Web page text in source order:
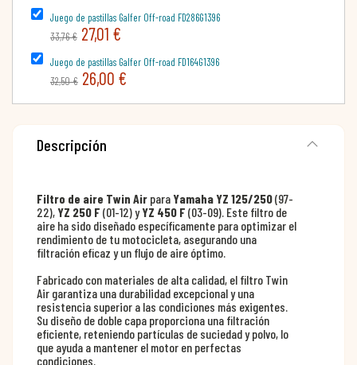
Juego de pastillas Galfer Off-road FD286G1396
33,76 € 27,01 €
Juego de pastillas Galfer Off-road FD164G1396
32,50 € 26,00 €
Descripción
Filtro de aire Twin Air paraYamaha YZ 125/250(97-
22),YZ 250 F (01-12) yYZ 450 F (03-09). Este filtro de
aire ha sido diseñado específicamente para optimizar el
rendimiento de tu motocicleta, asegurando una
filtración eficaz y un flujo de aire óptimo.
Fabricado con materiales de alta calidad, el filtro Twin
Air garantiza una durabilidad excepcional y una
resistencia superior a las condiciones más exigentes.
Su diseño de doble capa proporciona una filtración
eficiente, reteniendo partículas de suciedad y polvo, lo
que ayuda a mantener el motor en perfectas
condiciones.